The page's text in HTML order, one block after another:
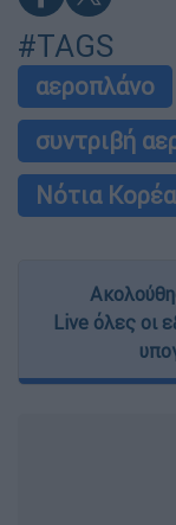
#TAGS
αεροπλάνο
συντριβή
Νότια Κορέα
Live όλες οι